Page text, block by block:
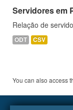
Servidores em
Relação de
ODT CSV
You can also access